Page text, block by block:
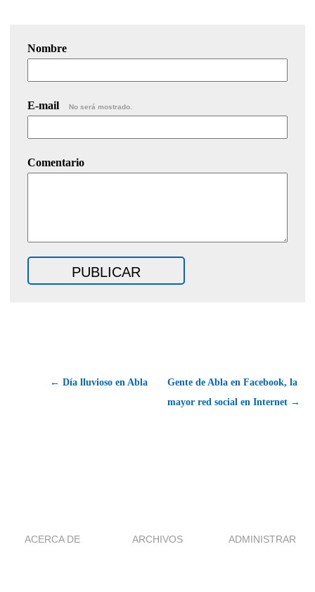
Nombre
E-mail No será mostrado.
Comentario
← Día lluvioso en Abla
Gente de Abla en Facebook, la
mayor red social en Internet →
ACERCA DE ARCHIVOS ADMINISTRAR